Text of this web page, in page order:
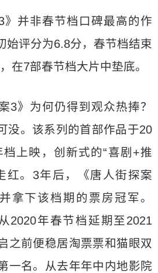
》并非春节档口碑最高的作
始评分为6.8分，春节档结束
在7部春节档大片中垫底。
3》为何仍得到观众热捧？
没。该系列的首部作品于20
上映，创新式的“喜剧+推
红。3年后，《唐人街探案
拿下该档期的票房冠军。
2020年春节档延期至2021
之前便稳居淘票票和猫眼双
一名。从去年年中内地影院